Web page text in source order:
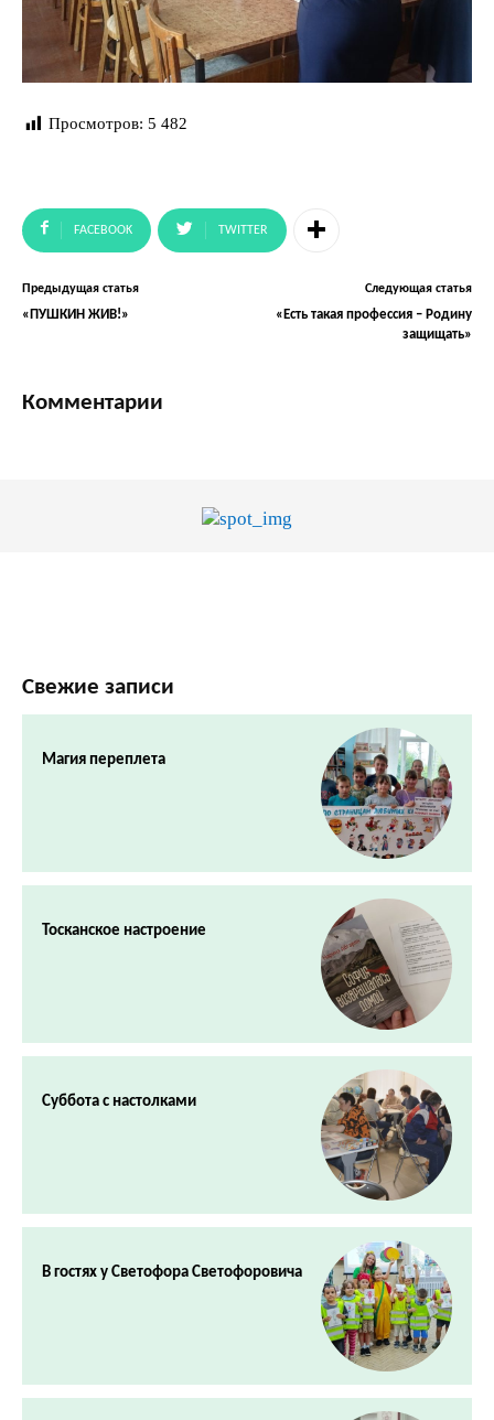
Просмотров: 5 482
FACEBOOK TWITTER
Предыдущая статья
«ПУШКИН ЖИВ!»
Следующая статья
«Есть такая профессия – Родину
защищать»
Комментарии
Свежие записи
Магия переплета
Тосканское настроение
Суббота с настолками
В гостях у Светофора Светофоровича